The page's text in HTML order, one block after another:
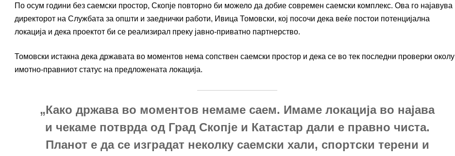
По осум години без саемски простор, Скопје повторно би можело да добие современ саемски комплекс. Ова го најавува
директорот на Службата за општи и заеднички работи, Ивица Томовски, кој посочи дека веќе постои потенцијална
локација и дека проектот би се реализирал преку јавно-приватно партнерство.
Томовски истакна дека државата во моментов нема сопствен саемски простор и дека се во тек последни проверки околу
имотно-правниот статус на предложената локација.
„Како држава во моментов немаме саем. Имаме локација во најава
и чекаме потврда од Град Скопје и Катастар дали е правно чиста.
Планот е да се изградат неколку саемски хали, спортски терени и